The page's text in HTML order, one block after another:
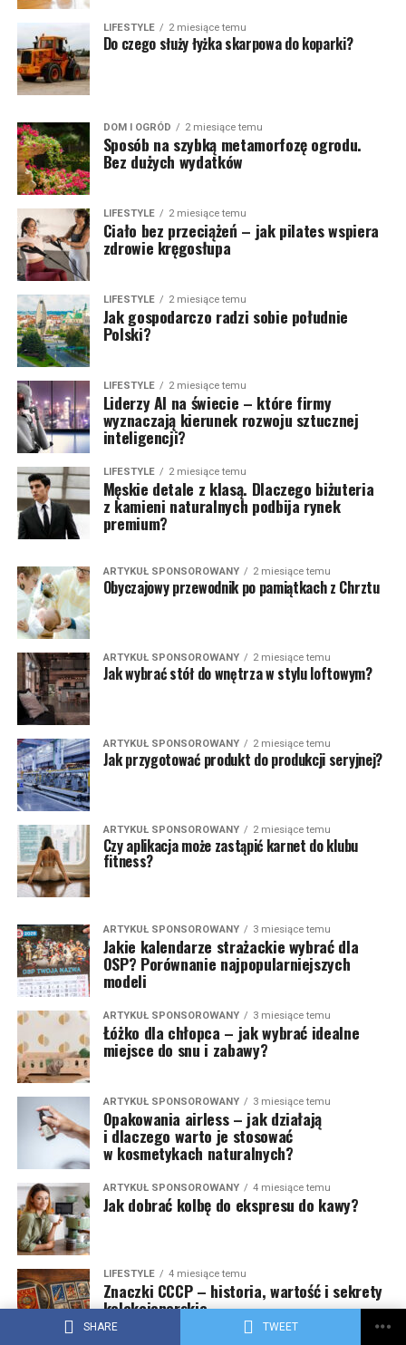
SHARE TWEET
LIFESTYLE 2 miesiące temu
Do czego służy łyżka skarpowa do koparki?
DOM I OGRÓD 2 miesiące temu
Sposób na szybką metamorfozę ogrodu.
Bez dużych wydatków
LIFESTYLE 2 miesiące temu
Ciało bez przeciążeń – jak pilates wspiera
zdrowie kręgosłupa
LIFESTYLE 2 miesiące temu
Jak gospodarczo radzi sobie południe
Polski?
LIFESTYLE 2 miesiące temu
Liderzy AI na świecie – które firmy
wyznaczają kierunek rozwoju sztucznej
inteligencji?
LIFESTYLE 2 miesiące temu
Męskie detale z klasą. Dlaczego biżuteria
z kamieni naturalnych podbija rynek
premium?
ARTYKUŁ SPONSOROWANY 2 miesiące temu
Obyczajowy przewodnik po pamiątkach z Chrztu
ARTYKUŁ SPONSOROWANY 2 miesiące temu
Jak wybrać stół do wnętrza w stylu loftowym?
ARTYKUŁ SPONSOROWANY 2 miesiące temu
Jak przygotować produkt do produkcji seryjnej?
ARTYKUŁ SPONSOROWANY 2 miesiące temu
Czy aplikacja może zastąpić karnet do klubu
fitness?
ARTYKUŁ SPONSOROWANY 3 miesiące temu
Jakie kalendarze strażackie wybrać dla
OSP? Porównanie najpopularniejszych
modeli
ARTYKUŁ SPONSOROWANY 3 miesiące temu
Łóżko dla chłopca – jak wybrać idealne
miejsce do snu i zabawy?
ARTYKUŁ SPONSOROWANY 3 miesiące temu
Opakowania airless – jak działają
i dlaczego warto je stosować
w kosmetykach naturalnych?
ARTYKUŁ SPONSOROWANY 4 miesiące temu
Jak dobrać kolbę do ekspresu do kawy?
LIFESTYLE 4 miesiące temu
Znaczki CCCP – historia, wartość i sekrety
kolekcjonerskie